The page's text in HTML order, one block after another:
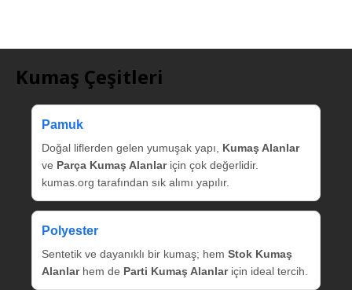
Kumaş Çeşitleri
Pamuk
Doğal liflerden gelen yumuşak yapı, Kumaş Alanlar
ve Parça Kumaş Alanlariçin çok değerlidir.
kumas.org tarafından sık alımı yapılır.
Polyester
Sentetik ve dayanıklı bir kumaş; hem Stok Kumaş
Alanlarhem de Parti Kumaş Alanlariçin ideal tercih.